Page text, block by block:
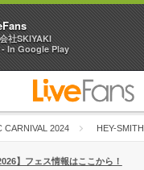
CARNIVAL 2024 HEY-SMITH
ンキング】2026年上半期編発表！
】フェス情報はここから！
社SKIYAKI
- In Google Play